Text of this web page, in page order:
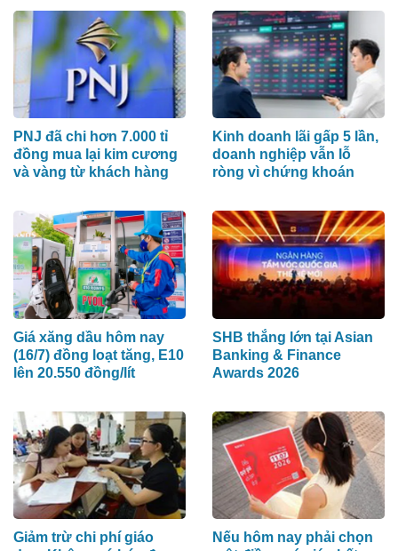
PNJ đã chi hơn 7.000 tỉ
đồng mua lại kim cương
và vàng từ khách hàng
Kinh doanh lãi gấp 5 lần,
doanh nghiệp vẫn lỗ
ròng vì chứng khoán
Giá xăng dầu hôm nay
(16/7) đồng loạt tăng, E10
lên 20.550 đồng/lít
SHB thắng lớn tại Asian
Banking & Finance
Awards 2026
Giảm trừ chi phí giáo
Nếu hôm nay phải chọn